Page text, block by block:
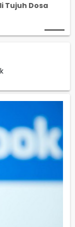
Tujuh Dosa